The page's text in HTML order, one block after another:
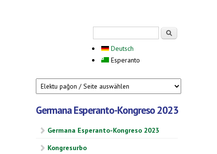
Deutsch
Esperanto
Germana Esperanto-Kongreso 2023
Germana Esperanto-Kongreso 2023
Kongresurbo